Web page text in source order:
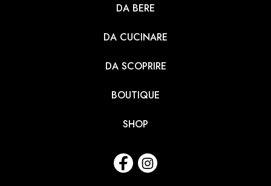
DA BERE
DA CUCINARE
DA SCOPRIRE
BOUTIQUE
SHOP